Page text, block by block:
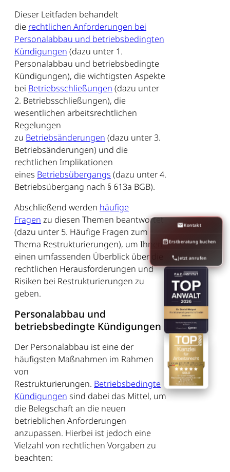
Dieser Leitfaden behandelt
die rechtlichen Anforderungen bei
Personalabbau und betriebsbedingten
Kündigungen (dazu unter 1.
Personalabbau und betriebsbedingte
Kündigungen), die wichtigsten Aspekte
bei Betriebsschließungen (dazu unter
2. Betriebsschließungen), die
wesentlichen arbeitsrechtlichen
Regelungen
zu Betriebsänderungen (dazu unter 3.
Betriebsänderungen) und die
rechtlichen Implikationen
eines Betriebsübergangs (dazu unter 4.
Betriebsübergang nach § 613a BGB).
Abschließend werden häufige
Fragen zu diesen Themen beantwortet
(dazu unter 5. Häufige Fragen zum
Thema Restrukturierungen), um Ihnen
einen umfassenden Überblick über die
rechtlichen Herausforderungen und
Risiken bei Restrukturierungen zu
geben.
Personalabbau und
betriebsbedingte Kündigungen
Der Personalabbau ist eine der
häufigsten Maßnahmen im Rahmen
von
Restrukturierungen. Betriebsbedingte
Kündigungen sind dabei das Mittel, um
die Belegschaft an die neuen
betrieblichen Anforderungen
anzupassen. Hierbei ist jedoch eine
Vielzahl von rechtlichen Vorgaben zu
beachten:
Kontakt
Erstberatung buchen
Jetzt anrufen